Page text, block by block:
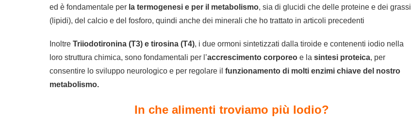
ed è fondamentale per la termogenesi e per il metabolismo, sia di glucidi che delle proteine e dei grassi
(lipidi), del calcio e del fosforo, quindi anche dei minerali che ho trattato in articoli precedenti
Inoltre Triiodotironina (T3) e tirosina (T4), i due ormoni sintetizzati dalla tiroide e contenenti iodio nella
loro struttura chimica, sono fondamentali per l’accrescimento corporeo e la sintesi proteica, per
consentire lo sviluppo neurologico e per regolare il funzionamento di molti enzimi chiave del nostro
metabolismo.
In che alimenti troviamo più Iodio?